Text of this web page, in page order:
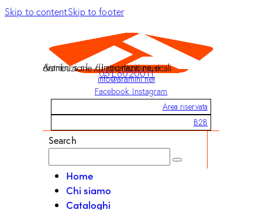
Skip to contentSkip to footer
Aramini s.r.l. / Importazione e distribuzione di strumenti musicali
051 6020011
info@aramini.net
Facebook Instagram
Area riservata
B2B
Search
Home
Chi siamo
Cataloghi